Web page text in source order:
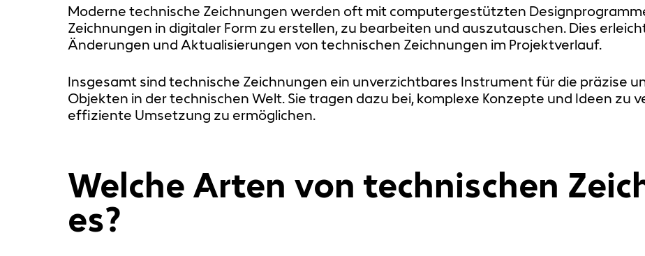
Moderne technische Zeichnungen werden oft mit computergestützten
Zeichnungen in digitaler Form zu erstellen, zu bearbeiten und auszutauschen. Dies
Änderungen und Aktualisierungen von technischen Zeichnungen im Projektverlauf.
Insgesamt sind technische Zeichnungen ein unverzichtbares Instrument für die präzise
Objekten in der technischen Welt. Sie tragen dazu bei, komplexe Konzepte und Ideen zu
effiziente Umsetzung zu ermöglichen.
Welche Arten von technischen
es?